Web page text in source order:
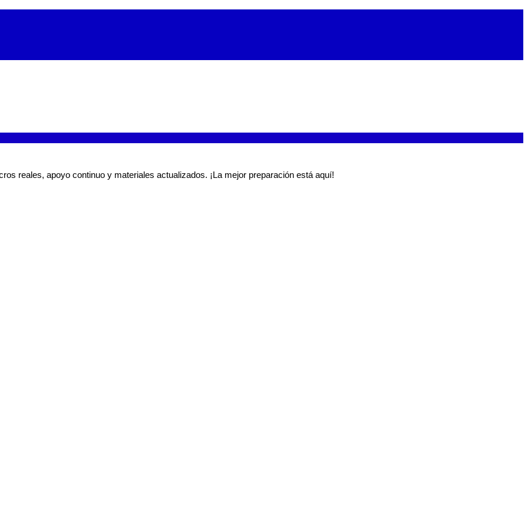
reales, apoyo continuo y materiales actualizados. ¡La mejor preparación está aquí!